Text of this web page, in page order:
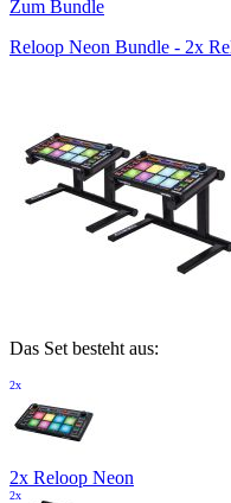
Zum Bundle
Reloop Neon Bundle - 2x
Das Set besteht aus:
2x
2x Reloop Neon
2x